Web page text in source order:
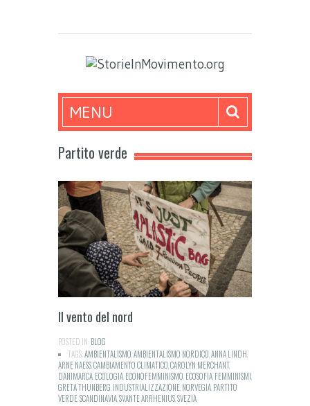
MENU
Partito verde
Il vento del nord
POSTED IN:BLOG
TAGS:AMBIENTALISMO AMBIENTALISMO NORDICO ANNA LINDH
ARNE NAESSCAMBIAMENTO CLIMATICO CAROLYN MERCHANT,
DANIMARCA ECOLOGIA ECONOFEMMINISMO ECOSOFIA FEMMINISMI
GRETA THUNBERG INDUSTRIALIZZAZIONE NORVEGIA PARTITO
VERDESCANDINAVIASVANTE ARRHENIUSSVEZIA